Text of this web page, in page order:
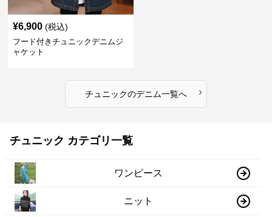
¥6,900 (税込)
フード付きチュニックデニムジ
ャケット
チュニックのデニム一覧へ ›
チュニック カテゴリ一覧
ワンピース
ニット